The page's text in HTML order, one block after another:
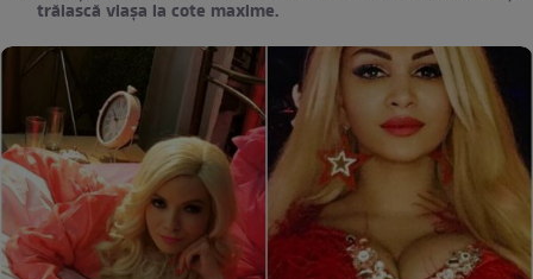
trăiască viașa la cote maxime.